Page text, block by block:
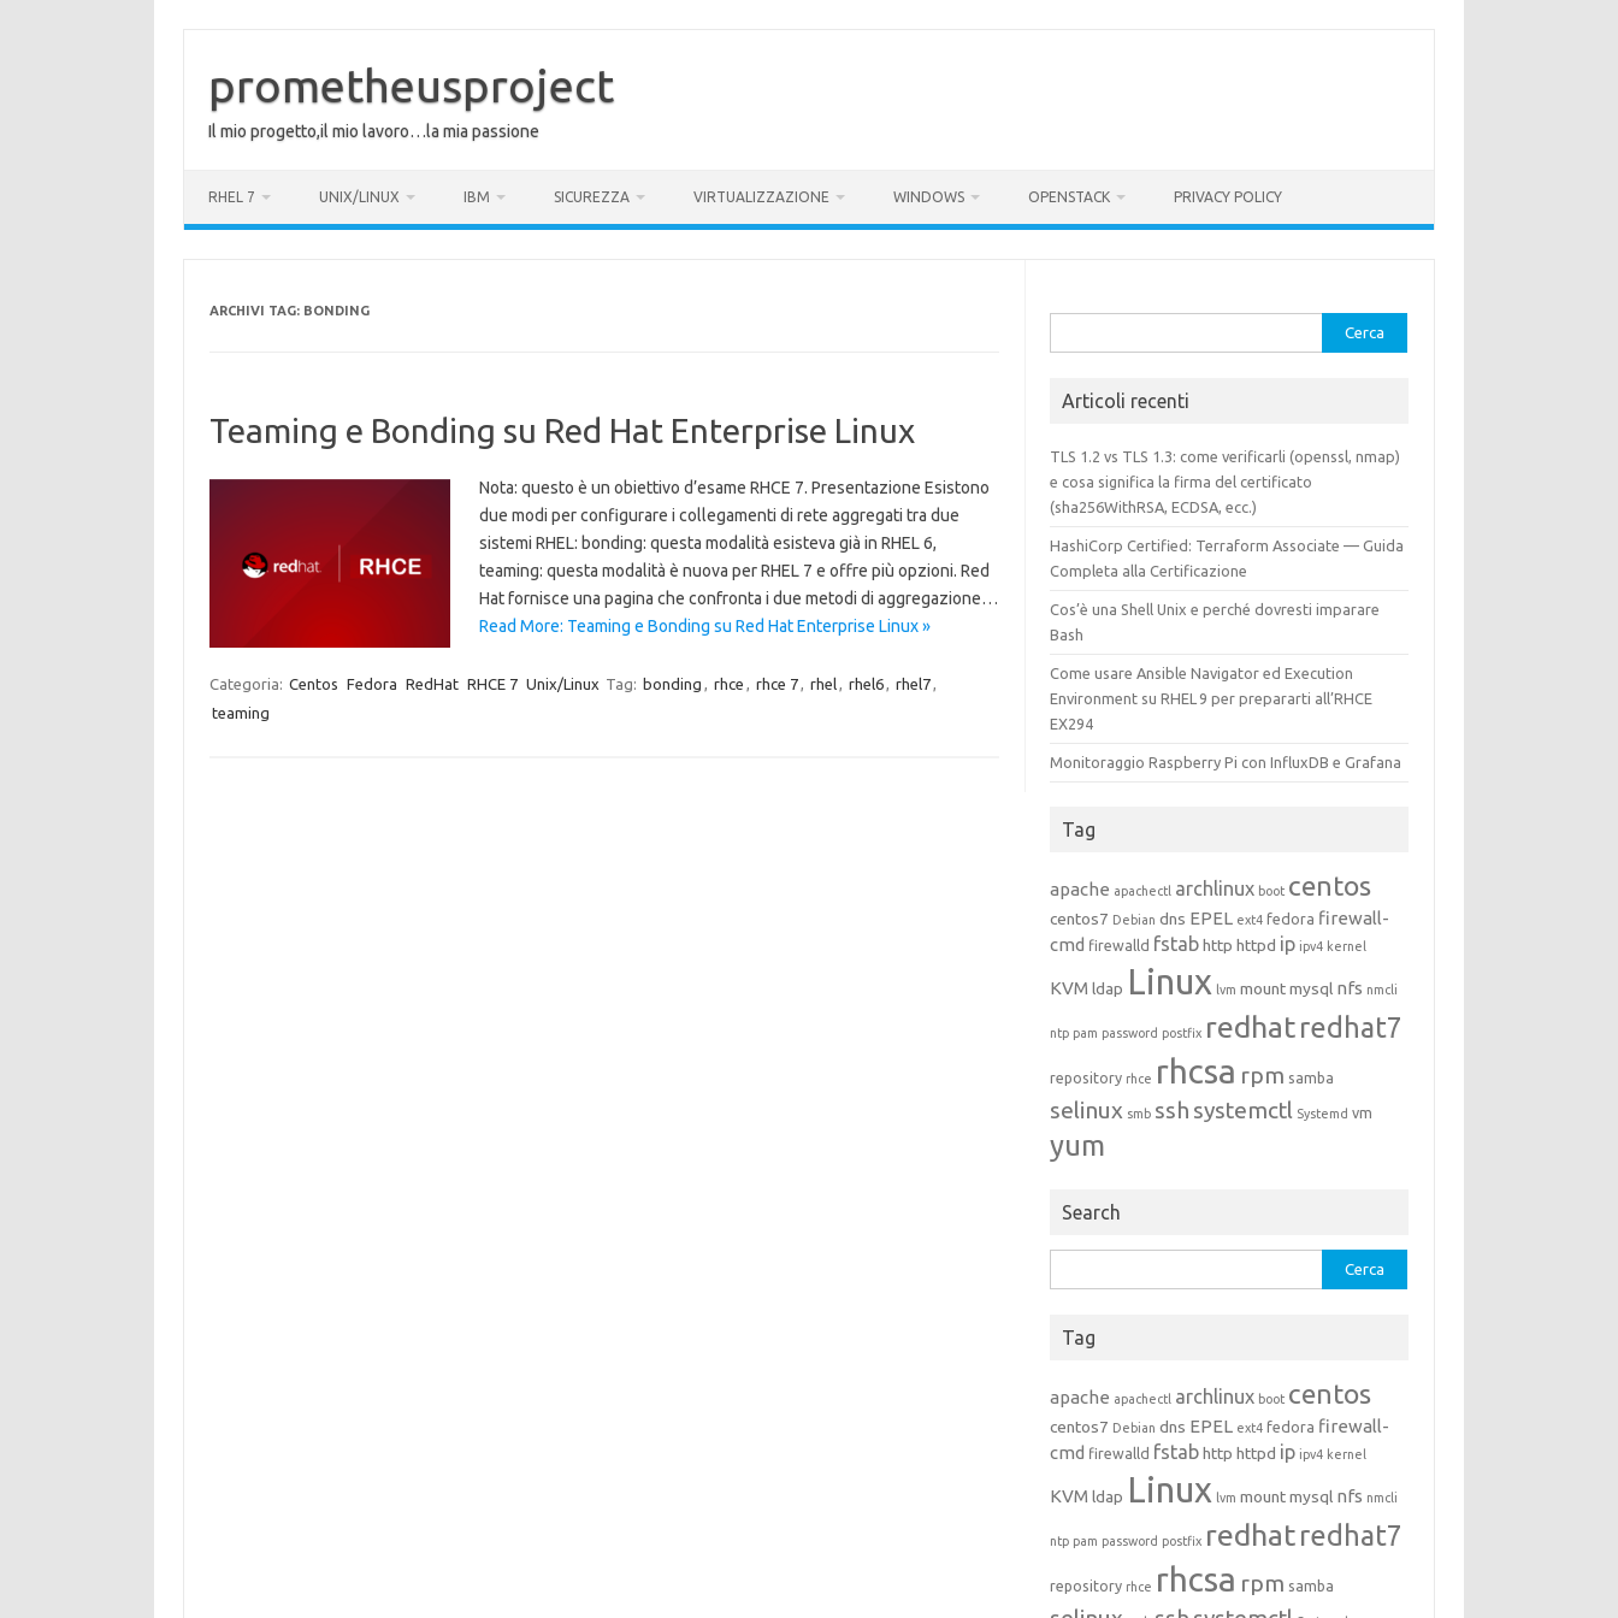
prometheusproject
Il mio progetto,il mio lavoro…la mia passione
RHEL 7 UNIX/LINUX IBM SICUREZZA VIRTUALIZZAZIONE WINDOWS OPENSTACK PRIVACY POLICY
ARCHIVI TAG: BONDING
Teaming e Bonding su Red Hat Enterprise Linux
Nota: questo è un obiettivo d’esame RHCE 7. Presentazione Esistono
due modi per configurare i collegamenti di rete aggregati tra due
sistemi RHEL: bonding: questa modalità esisteva già in RHEL 6,
teaming: questa modalità è nuova per RHEL 7 e offre più opzioni. Red
Hat fornisce una pagina che confronta i due metodi di aggregazione…
Read More: Teaming e Bonding su Red Hat Enterprise Linux »
Categoria: Centos Fedora RedHat RHCE 7 Unix/Linux Tag: bonding , rhce , rhce 7, rhel, rhel6, rhel7,
teaming
per:
Articoli recenti
TLS 1.2 vs TLS 1.3: come verificarli (openssl, nmap)
e cosa significa la firma del certificato
(sha256WithRSA, ECDSA, ecc.)
HashiCorp Certified: Terraform Associate — Guida
Completa alla Certificazione
Cos’è una Shell Unix e perché dovresti imparare
Bash
Come usare Ansible Navigator ed Execution
Environment su RHEL 9 per prepararti all’RHCE
EX294
Monitoraggio Raspberry Pi con InfluxDB e Grafana
Tag
apache apachectl archlinux boot centos
centos7 Debian dns EPEL ext4 fedora firewall-
cmd firewalld fstab http httpd ip ipv4 kernel
KVM ldap Linux lvm mount mysql nfs nmcli
ntp pam password postfix redhatredhat7
repository rhce rhcsa rpm samba
selinux smb ssh systemctl Systemd vm
yum
Search
per:
Tag
apache apachectl archlinux boot centos
centos7 Debian dns EPEL ext4 fedora firewall-
cmd firewalld fstab http httpd ip ipv4 kernel
KVM ldap Linux lvm mount mysql nfs nmcli
ntp pam password postfix redhatredhat7
repository rhce rhcsa rpm samba